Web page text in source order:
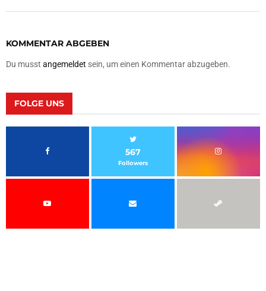
KOMMENTAR ABGEBEN
Du musst angemeldet sein, um einen Kommentar abzugeben.
FOLGE UNS
567
Followers